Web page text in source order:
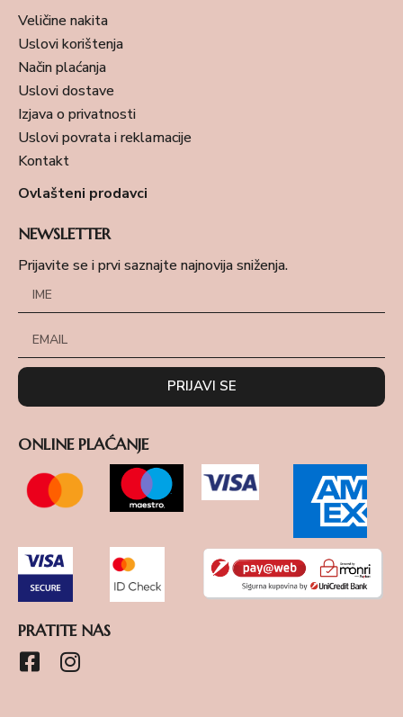
Veličine nakita
Uslovi korištenja
Način plaćanja
Uslovi dostave
Izjava o privatnosti
Uslovi povrata i reklamacije
Kontakt
Ovlašteni prodavci
NEWSLETTER
Prijavite se i prvi saznajte najnovija sniženja.
PRIJAVI SE
ONLINE PLAĆANJE
PRATITE NAS